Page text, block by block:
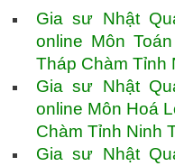
Gia sư Nhật
online Môn
Tháp Chàm Tỉnh
Gia sư Nhật
online Môn Hoá
Chàm Tỉnh Ninh
Gia sư Nhật